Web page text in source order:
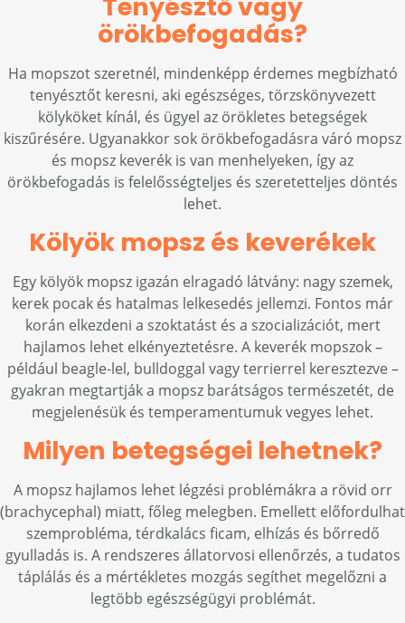
Tenyésztő vagy
örökbefogadás?
Ha mopszot szeretnél, mindenképp érdemes megbízható
tenyésztőt keresni, aki egészséges, törzskönyvezett
kölyköket kínál, és ügyel az örökletes betegségek
kiszűrésére. Ugyanakkor sok örökbefogadásra váró mopsz
és mopsz keverék is van menhelyeken, így az
örökbefogadás is felelősségteljes és szeretetteljes döntés
lehet.
Kölyök mopsz és keverékek
Egy kölyök mopsz igazán elragadó látvány: nagy szemek,
kerek pocak és hatalmas lelkesedés jellemzi. Fontos már
korán elkezdeni a szoktatást és a szocializációt, mert
hajlamos lehet elkényeztetésre. A keverék mopszok –
például beagle-lel, bulldoggal vagy terrierrel keresztezve –
gyakran megtartják a mopsz barátságos természetét, de
megjelenésük és temperamentumuk vegyes lehet.
Milyen betegségei lehetnek?
A mopsz hajlamos lehet légzési problémákra a rövid orr
(brachycephal) miatt, főleg melegben. Emellett előfordulhat
szemprobléma, térdkalács ficam, elhízás és bőrredő
gyulladás is. A rendszeres állatorvosi ellenőrzés, a tudatos
táplálás és a mértékletes mozgás segíthet megelőzni a
legtöbb egészségügyi problémát.